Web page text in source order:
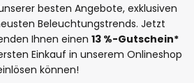
besten Angebote, exklusiven
Beleuchtungstrends. Jetzt
Ihnen einen 13 %-Gutschein*
Einkauf in unserem Onlineshop
können!